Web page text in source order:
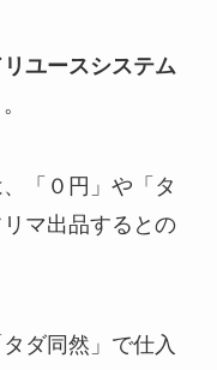
ユースシステム
「０円」や「タ
マ出品するとの
ダ同然」で仕入